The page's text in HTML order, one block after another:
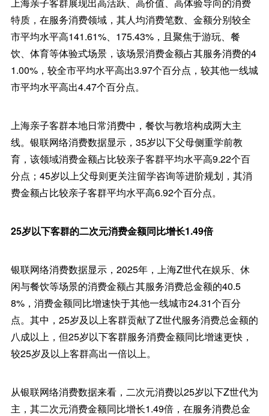
特质，在服务消费领域，其人均消费笔数、金额分别较全
市平均水平高141.61%、175.43%，且聚焦于游玩、餐
饮、体育等体验式场景，该场景消费金额占其服务消费的4
1.00%，较全市平均水平高出3.97个百分点，较其他一线城
市平均水平高出4.47个百分点。
上海亲子客群本地日常消费中，餐饮与教培构成两大主
线。银联网络消费数据显示，35岁以下父母侧重学前教
育，该领域消费金额占比较亲子客群平均水平高9.22个百
分点；45岁以上父母则更关注留学咨询等进阶规划，其消
费金额占比较亲子客群平均水平高6.92个百分点。
25岁以下客群的二次元消费金额同比增长1.49倍
银联网络消费数据显示，2025年，上海Z世代在娱乐、休
闲与餐饮等场景的消费金额占其服务消费总金额的40.5
8%，消费金额同比增速快于其他一线城市24.31个百分
点。其中，25岁及以上客群贡献了Z世代服务消费总金额的
八成以上，但25岁以下客群服务消费金额同比增速更快，
较25岁及以上客群高出一倍以上。
从银联网络消费数据来看，二次元消费以25岁以下Z世代为
主，其二次元消费金额同比增长1.49倍，在服务消费总金